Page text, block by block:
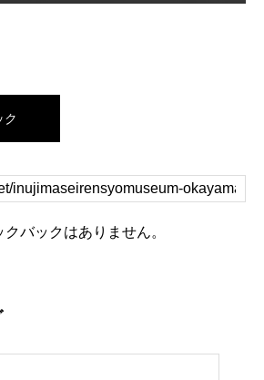
ク
バックはありません。